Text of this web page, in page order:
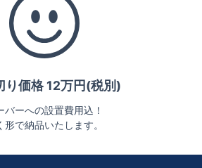
り価格 12万円(税別)
バーへの設置費用込！
形で納品いたします。